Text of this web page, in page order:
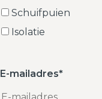
Schuifpuien
Isolatie
E-mailadres*